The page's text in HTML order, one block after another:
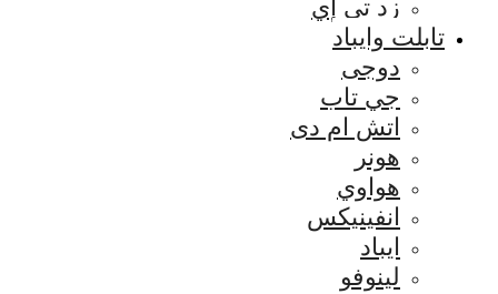
زد تي إي
تابلت وايباد
دوجى
جي تاب
اتش ام دى
هونر
هواوي
انفينيكس
ايباد
لينوفو